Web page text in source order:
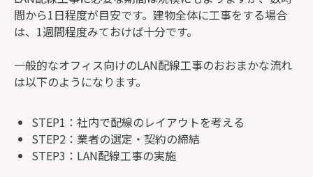
間から1日程度が目安です。建物全体に工事をする場合
は、1週間程度みておけば十分です。
一般的なオフィス向けのLAN配線工事のおおまかな流れ
は以下のようになります。
STEP1：社内で配線のレイアウトを考える
STEP2：業者の選定・契約の締結
STEP3：LAN配線工事の実施